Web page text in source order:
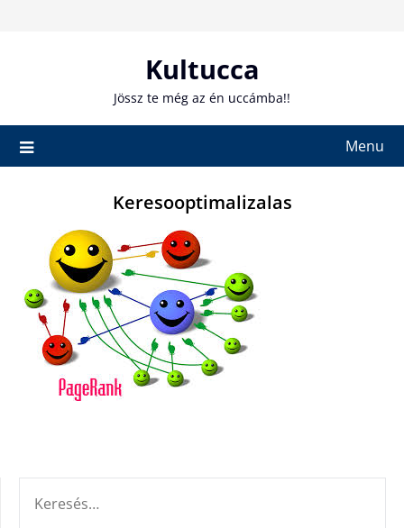
Kultucca
Jössz te még az én uccámba!!
Menu
Keresooptimalizalas